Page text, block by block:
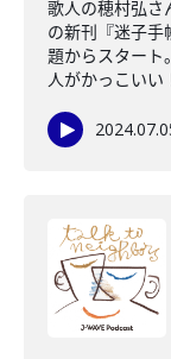
歌人の穂村弘さ
の新刊『迷子手
題からスタート
人がかっこいい